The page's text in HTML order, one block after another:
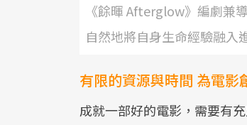
《餘暉 Afterglow》編劇兼
自然地將自身生命經驗融入
有限的資源與時間 為電影
成就一部好的電影，需要有